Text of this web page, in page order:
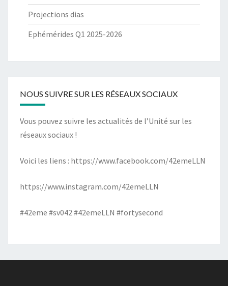
Projections dias
Ephémérides Q1 2025-2026
NOUS SUIVRE SUR LES RÉSEAUX SOCIAUX
Vous pouvez suivre les actualités de l’Unité sur les
réseaux sociaux !
Voici les liens : https://www.facebook.com/42emeLLN
https://www.instagram.com/42emeLLN
#42eme #sv042 #42emeLLN #fortysecond